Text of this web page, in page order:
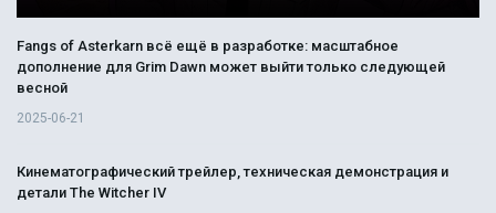
Fangs of Asterkarn всё ещё в разработке: масштабное
дополнение для Grim Dawn может выйти только следующей
весной
2025-06-21
Кинематографический трейлер, техническая демонстрация и
детали The Witcher IV